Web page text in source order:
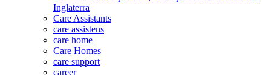
Inglaterra
Care Assistants
care assistens
care home
Care Homes
care support
career